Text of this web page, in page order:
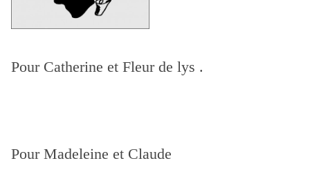
Pour Catherine et Fleur de lys .
Pour Madeleine et Claude